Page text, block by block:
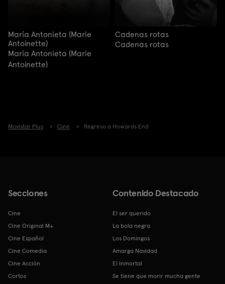
María Antonieta (Marie
Antoinette)
María Antonieta (Marie
Antoinette)
Cadenas rotas
Cadenas rotas
Movistar Plus Cine Regreso a Howards End
Secciones
Cine
Cine Original M+
Cine Español
Cine Comedia
Cine Acción
Cortos
Contenido Destacado
El ser querido
La bola negra
Los Domingos
Amarga Navidad
El Inmortal
Se tiene que morir mucha gente